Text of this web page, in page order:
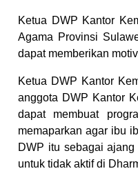
Ketua DWP Kantor
Agama Provinsi
dapat memberikan
Ketua DWP Kantor
anggota DWP Kantor
dapat membuat
memaparkan agar ibu
DWP itu sebagai
untuk tidak aktif di